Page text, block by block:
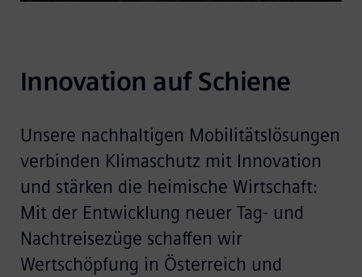
Innovation auf Schiene
Unsere nachhaltigen Mobilitätslösungen
verbinden Klimaschutz mit Innovation
und stärken die heimische Wirtschaft:
Mit der Entwicklung neuer Tag- und
Nachtreisezüge schaffen wir
Wertschöpfung in Österreich und